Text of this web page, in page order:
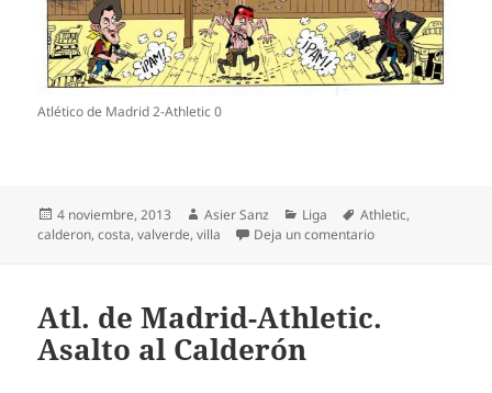
Atlético de Madrid 2-Athletic 0
Publicado
el
4 noviembre, 2013 Autor
Asier Sanz Categorías
Liga Etiquetas
Athletic,
calderon,costa,valverde,villa Deja un comentarioen Atl. de Madrid
Atl. de Madrid-Athletic.
Asalto al Calderón